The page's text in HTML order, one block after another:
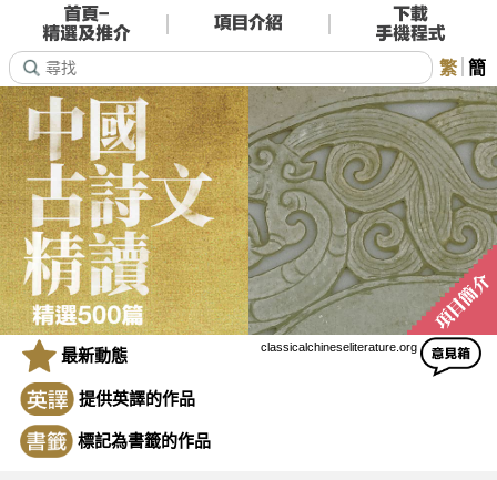
繁 簡
classicalchineseliterature.org
最新動態
提供英譯的作品
標記為書籤的作品